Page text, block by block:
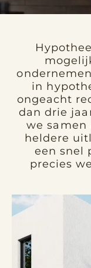
in
ongeacht
dan drie
we samen
heldere
een snel
precies